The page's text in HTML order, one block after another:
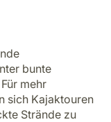
bunte
mehr
sich Kajaktouren
Strände zu